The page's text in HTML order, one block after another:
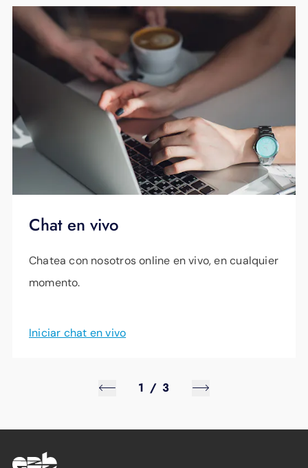
Chat en vivo
Chatea con nosotros online en vivo, en cualquier
momento.
Iniciar chat en vivo
1 / 3